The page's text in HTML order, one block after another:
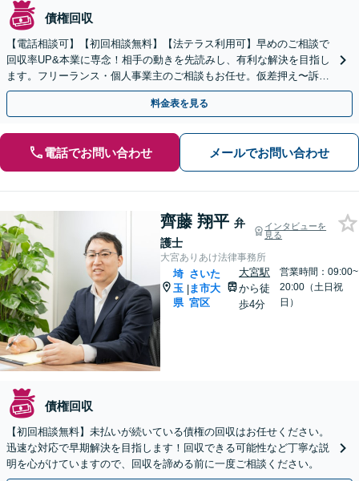
債権回収
【電話相談可】【初回相談無料】【法テラス利用可】早めのご相談で
回収率UP&本業に専念！相手の動きを先読みし、有利な解決を目指し
ます。フリーランス・個人事業主のご相談もお任せ。仮差押え〜訴
訟・強制執行まで一貫サポート【完全個室】【大宮駅3分】
料金表を見る
電話でお問い合わせ メールでお問い合わせ
齊藤 翔平 弁
護士
インタビューを
見る
大宮ありあけ法律事務所
埼
玉
県
|
さいた
ま市大
宮区
大宮駅
から徒
歩4分
営業時間：09:00~
20:00（土日祝
日）
債権回収
【初回相談無料】未払いが続いている債権の回収はお任せください。
迅速な対応で早期解決を目指します！回収できる可能性など丁寧な説
明を心がけていますので、回収を諦める前に一度ご相談ください。